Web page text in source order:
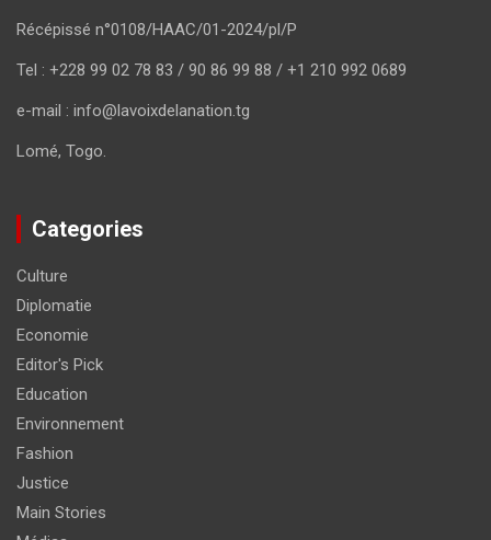
Récépissé n°0108/HAAC/01-2024/pl/P
Tel : +228 99 02 78 83 / 90 86 99 88 / +1 210 992 0689
e-mail : info@lavoixdelanation.tg
Lomé, Togo.
Categories
Culture
Diplomatie
Economie
Editor's Pick
Education
Environnement
Fashion
Justice
Main Stories